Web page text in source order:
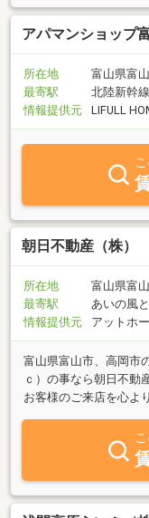
アパマンショッ
所在地
富山県富
最寄駅
北陸新幹
情報提供元
LIFULL
朝日不動産（株）
所在地
富山県富
最寄駅
あいの風
情報提供元
アットホ
富山県富山市、高岡市
ｃ）の事なら朝日不
お客様のご来店を心よ